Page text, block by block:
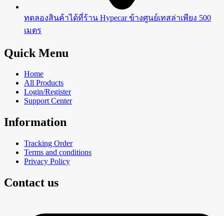
ทดลองสินค้าได้ที่ร้าน Hypecar ข้างศูนย์เทสล่าเพียง 500
เมตร
Quick Menu
Home
All Products
Login/Register
Support Center
Information
Tracking Order
Terms and conditions
Privacy Policy
Contact us